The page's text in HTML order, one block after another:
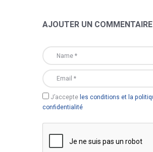
AJOUTER UN COMMENTAIRE
J’accepteles conditions et la
confidentialité